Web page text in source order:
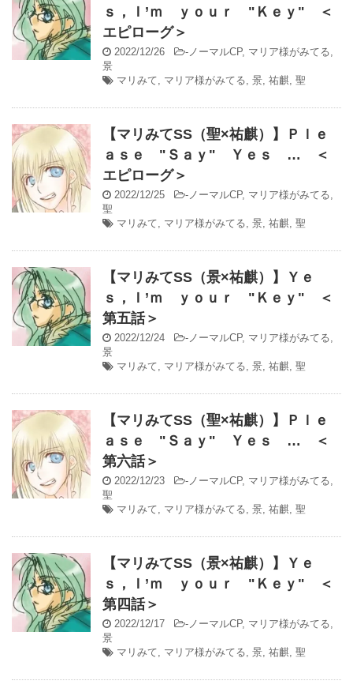
ｓ，Ｉ’ｍ ｙｏｕｒ "Ｋｅｙ" ＜
エピローグ＞
2022/12/26 - ノーマルCP, マリア様がみてる
景
マリみて
マリア様がみてる 景 祐麒 聖
【マリみてSS（聖×祐麒）】Ｐｌｅ
ａｓｅ "Ｓａｙ" Ｙｅｓ … ＜
エピローグ＞
2022/12/25 - ノーマルCP, マリア様がみてる
聖
マリみて
マリア様がみてる 景 祐麒 聖
【マリみてSS（景×祐麒）】Ｙｅ
ｓ，Ｉ’ｍ ｙｏｕｒ "Ｋｅｙ" ＜
第五話＞
2022/12/24 - ノーマルCP, マリア様がみてる
景
マリみて
マリア様がみてる 景 祐麒 聖
【マリみてSS（聖×祐麒）】Ｐｌｅ
ａｓｅ "Ｓａｙ" Ｙｅｓ … ＜
第六話＞
2022/12/23 - ノーマルCP, マリア様がみてる
聖
マリみて
マリア様がみてる 景 祐麒 聖
【マリみてSS（景×祐麒）】Ｙｅ
ｓ，Ｉ’ｍ ｙｏｕｒ "Ｋｅｙ" ＜
第四話＞
2022/12/17 - ノーマルCP, マリア様がみてる
景
マリみて
マリア様がみてる 景 祐麒 聖